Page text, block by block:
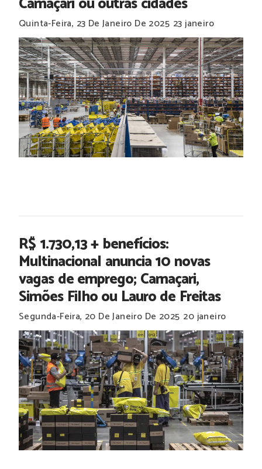
Quinta-Feira, 23 De Janeiro De 2025 23 janeiro
R$ 1.730,13 + benefícios:
Multinacional anuncia 10 novas
vagas de emprego; Camaçari,
Simões Filho ou Lauro de Freitas
Segunda-Feira, 20 De Janeiro De 2025 20 janeiro